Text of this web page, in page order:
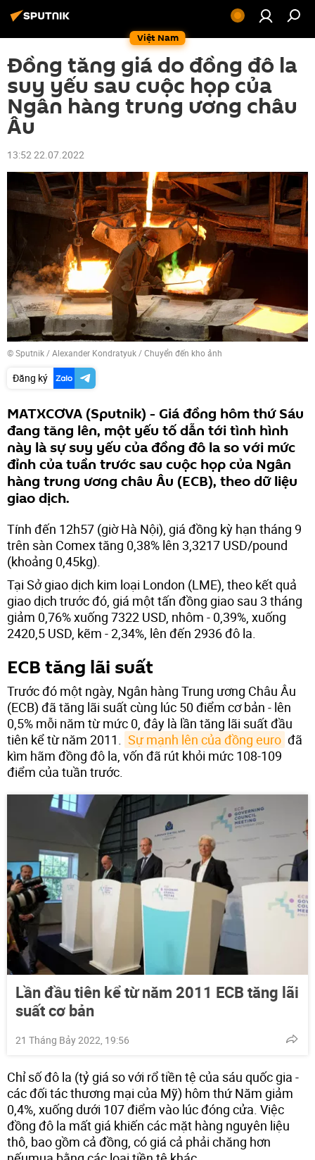
Việt Nam
Đồng tăng giá do đồng đô la
suy yếu sau cuộc họp của
Ngân hàng trung ương châu
Âu
13:52 22.07.2022
© Sputnik / Alexander Kondratyuk/Chuyển đến kho ảnh
Đăng ký
MATXCƠVA (Sputnik) - Giá đồng hôm thứ Sáu
đang tăng lên, một yếu tố dẫn tới tình hình
này là sự suy yếu của đồng đô la so với mức
đỉnh của tuần trước sau cuộc họp của Ngân
hàng trung ương châu Âu (ECB), theo dữ liệu
giao dịch.
Tính đến 12h57 (giờ Hà Nội), giá đồng kỳ hạn tháng 9
trên sàn Comex tăng 0,38% lên 3,3217 USD/pound
(khoảng 0,45kg).
Tại Sở giao dịch kim loại London (LME), theo kết quả
giao dịch trước đó, giá một tấn đồng giao sau 3 tháng
giảm 0,76% xuống 7322 USD, nhôm - 0,39%, xuống
2420,5 USD, kẽm - 2,34%, lên đến 2936 đô la.
ECB tăng lãi suất
Trước đó một ngày, Ngân hàng Trung ương Châu Âu
(ECB) đã tăng lãi suất cùng lúc 50 điểm cơ bản - lên
0,5% mỗi năm từ mức 0, đây là lần tăng lãi suất đầu
tiên kể từ năm 2011.
Sự mạnh lên của đồng euro đã
kìm hãm đồng đô la, vốn đã rút khỏi mức 108-109
điểm của tuần trước.
Lần đầu tiên kể từ năm 2011 ECB tăng lãi
suất cơ bản
21 Tháng Bảy 2022, 19:56
Chỉ số đô la (tỷ giá so với rổ tiền tệ của sáu quốc gia -
các đối tác thương mại của Mỹ) hôm thứ Năm giảm
0,4%, xuống dưới 107 điểm vào lúc đóng cửa. Việc
đồng đô la mất giá khiến các mặt hàng nguyên liệu
thô, bao gồm cả đồng, có giá cả phải chăng hơn